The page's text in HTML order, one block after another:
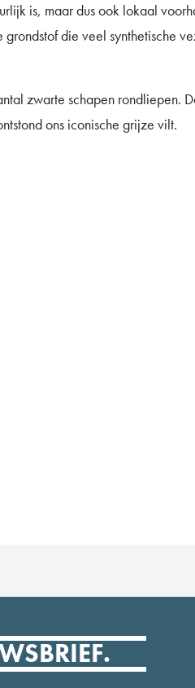
is, maar dus ook lokaal
die veel synthetische
zwarte schapen rondliepen.
ons iconische grijze vilt.